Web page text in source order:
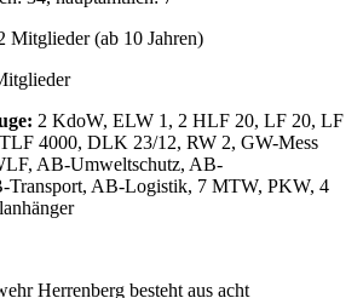
Mitglieder (ab 10 Jahren)
2 KdoW, ELW 1, 2 HLF 20, LF 20, LF
4000, DLK 23/12, RW 2, GW-Mess
AB-Umweltschutz, AB-
Transport, AB-Logistik, 7 MTW, PKW, 4
Herrenberg besteht aus acht